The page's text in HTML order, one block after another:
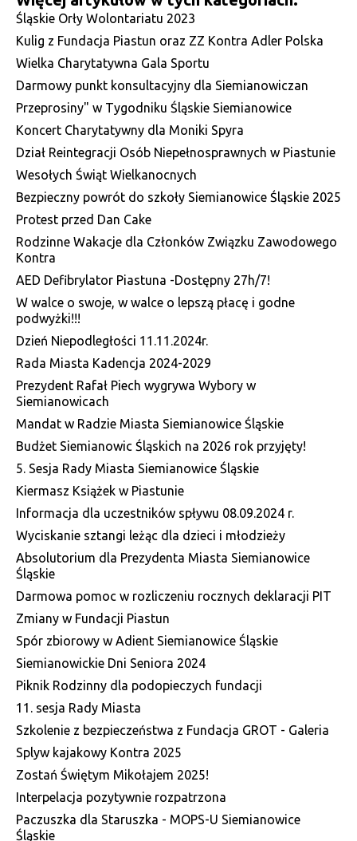
Śląskie Orły Wolontariatu 2023
Kulig z Fundacja Piastun oraz ZZ Kontra Adler Polska
Wielka Charytatywna Gala Sportu
Darmowy punkt konsultacyjny dla Siemianowiczan
Przeprosiny" w Tygodniku Śląskie Siemianowice
Koncert Charytatywny dla Moniki Spyra
Dział Reintegracji Osób Niepełnosprawnych w Piastunie
Wesołych Świąt Wielkanocnych
Bezpieczny powrót do szkoły Siemianowice Śląskie 2025
Protest przed Dan Cake
Rodzinne Wakacje dla Członków Związku Zawodowego
Kontra
AED Defibrylator Piastuna -Dostępny 27h/7!
W walce o swoje, w walce o lepszą płacę i godne
podwyżki!!!
Dzień Niepodległości 11.11.2024r.
Rada Miasta Kadencja 2024-2029
Prezydent Rafał Piech wygrywa Wybory w
Siemianowicach
Mandat w Radzie Miasta Siemianowice Śląskie
Budżet Siemianowic Śląskich na 2026 rok przyjęty!
5. Sesja Rady Miasta Siemianowice Śląskie
Kiermasz Książek w Piastunie
Informacja dla uczestników spływu 08.09.2024 r.
Wyciskanie sztangi leżąc dla dzieci i młodzieży
Absolutorium dla Prezydenta Miasta Siemianowice
Śląskie
Darmowa pomoc w rozliczeniu rocznych deklaracji PIT
Zmiany w Fundacji Piastun
Spór zbiorowy w Adient Siemianowice Śląskie
Siemianowickie Dni Seniora 2024
Piknik Rodzinny dla podopieczych fundacji
11. sesja Rady Miasta
Szkolenie z bezpieczeństwa z Fundacja GROT - Galeria
Splyw kajakowy Kontra 2025
Zostań Świętym Mikołajem 2025!
Interpelacja pozytywnie rozpatrzona
Paczuszka dla Staruszka - MOPS-U Siemianowice
Śląskie